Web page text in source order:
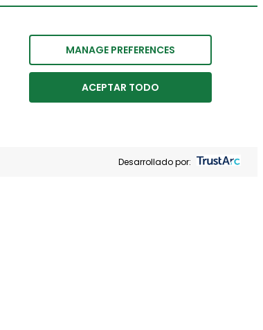
MANAGE PREFERENCES
ACEPTAR TODO
Desarrollado por: